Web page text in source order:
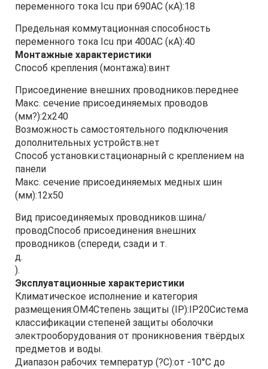
переменного тока Icu при 690AC (кА):18
Предельная коммутационная способность
переменного тока Icu при 400АС (кА):40
Монтажные характеристики
Способ крепления (монтажа):винт
Присоединение внешних проводников:переднее
Макс. сечение присоединяемых проводов
(мм?):2х240
Возможность самостоятельного подключения
дополнительных устройств:нет
Способ установки:стационарный с креплением на
панели
Макс. сечение присоединяемых медных шин
(мм):12х50
Вид присоединяемых проводников:шина/
проводСпособ присоединения внешних
проводников (спереди, сзади и т.
д.
).
Эксплуатационные характеристики
Климатическое исполнение и категория
размещения:ОМ4Степень защиты (IP):IP20Система
классификации степеней защиты оболочки
электрооборудования от проникновения твёрдых
предметов и воды.
Диапазон рабочих температур (?С):от -10°С до